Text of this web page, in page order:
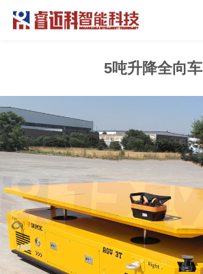
5吨升降全向车